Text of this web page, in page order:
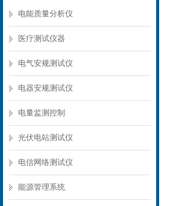
电能质量分析仪
医疗测试仪器
电气安规测试仪
电器安规测试仪
电量监测控制
光伏电站测试仪
电信网络测试仪
能源管理系统